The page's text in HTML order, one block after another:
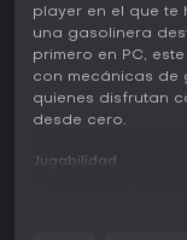
player en el que
una gasolinera
primero en PC,
con mecánicas de
quienes disfrutan
desde cero.
Jugabilidad